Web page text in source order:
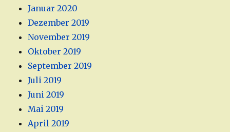
Januar 2020
Dezember 2019
November 2019
Oktober 2019
September 2019
Juli 2019
Juni 2019
Mai 2019
April 2019